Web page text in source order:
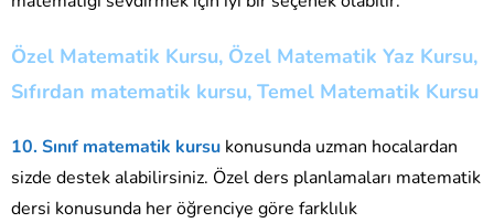
Özel Matematik Kursu, Özel Matematik Yaz Kursu,
Sıfırdan matematik kursu, Temel Matematik Kursu
10. Sınıf matematik kursu konusunda uzman hocalardan
sizde destek alabilirsiniz. Özel ders planlamaları matematik
dersi konusunda her öğrenciye göre farklılık